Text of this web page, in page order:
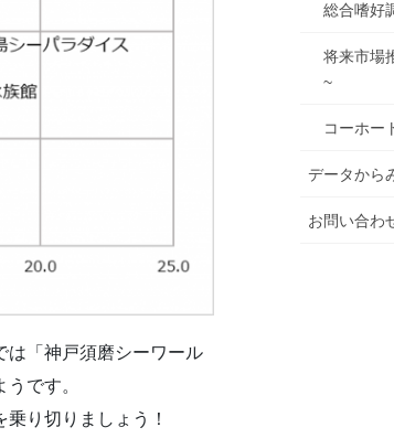
は「神戸須磨シーワール
です。
り切りましょう！
総合嗜好
将来市場
~
コーホー
データから
お問い合わ